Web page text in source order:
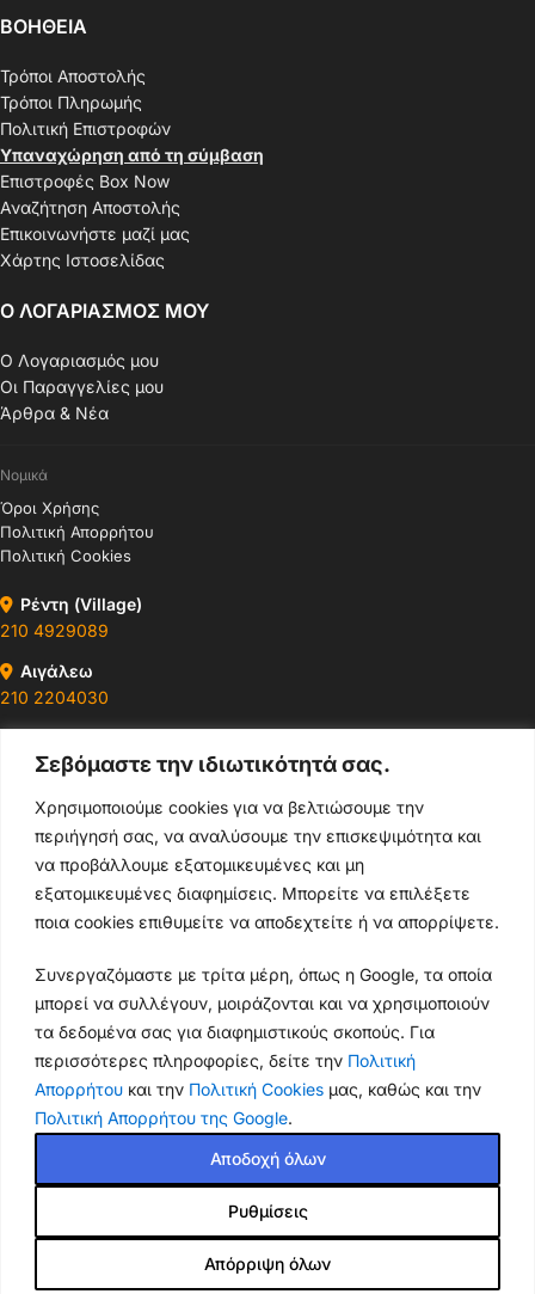
Σεβόμαστε την ιδιωτικότητά σας.
Χρησιμοποιούμε cookies για να βελτιώσουμε την
περιήγησή σας, να αναλύσουμε την επισκεψιμότητα και
να προβάλλουμε εξατομικευμένες και μη
εξατομικευμένες διαφημίσεις. Μπορείτε να επιλέξετε
ποια cookies επιθυμείτε να αποδεχτείτε ή να απορρίψετε.
Συνεργαζόμαστε με τρίτα μέρη, όπως η Google, τα οποία
μπορεί να συλλέγουν, μοιράζονται και να χρησιμοποιούν
τα δεδομένα σας για διαφημιστικούς σκοπούς. Για
περισσότερες πληροφορίες, δείτε την Πολιτική
Απορρήτου και την Πολιτική Cookies μας, καθώς και την
Πολιτική Απορρήτου της Google.
Ρυθμίσεις
Απόρριψη όλων
Αποδοχή όλων
ΒΟΗΘΕΙΑ
Τρόποι Αποστολής
Τρόποι Πληρωμής
Πολιτική Επιστροφών
Υπαναχώρηση από τη σύμβαση
Επιστροφές Box Now
Αναζήτηση Αποστολής
Επικοινωνήστε μαζί μας
Χάρτης Ιστοσελίδας
Ο ΛΟΓΑΡΙΑΣΜΟΣ ΜΟΥ
Ο Λογαριασμός μου
Οι Παραγγελίες μου
Άρθρα & Νέα
Νομικά
Όροι Χρήσης
Πολιτική Απορρήτου
Πολιτική Cookies
Ρέντη (Village)
210 4929089
Αιγάλεω
210 2204030
210 4400147
Ωράρια & Διευθύνσεις →
210 4929089
Κεντρικό τηλέφωνο
info@thikishop.gr
Δευ - Σάβ: 10:00 - 21:00
ΔΩΡΕΑΝ ΑΠΟΣΤΟΛΗ
για παραγγελίες άνω των 35€
ThikiShop. gr